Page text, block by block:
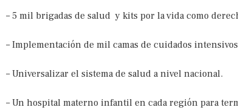
– 5 mil brigadas de salud y kits por la vida como
– Implementación de mil camas de cuidados
– Universalizar el sistema de salud a nivel nacional.
– Un hospital materno infantil en cada región para